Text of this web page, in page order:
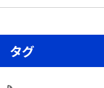
タグ